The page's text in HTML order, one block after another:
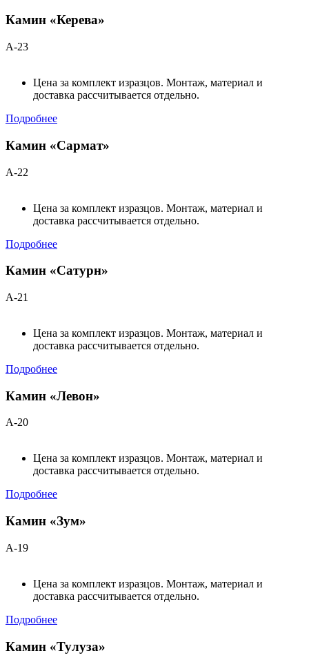
Камин «Керева»
А-23
Цена за комплект изразцов. Монтаж, материал и
доставка рассчитывается отдельно.
Подробнее
Камин «Сармат»
А-22
Цена за комплект изразцов. Монтаж, материал и
доставка рассчитывается отдельно.
Подробнее
Камин «Сатурн»
А-21
Цена за комплект изразцов. Монтаж, материал и
доставка рассчитывается отдельно.
Подробнее
Камин «Левон»
А-20
Цена за комплект изразцов. Монтаж, материал и
доставка рассчитывается отдельно.
Подробнее
Камин «Зум»
А-19
Цена за комплект изразцов. Монтаж, материал и
доставка рассчитывается отдельно.
Подробнее
Камин «Тулуза»